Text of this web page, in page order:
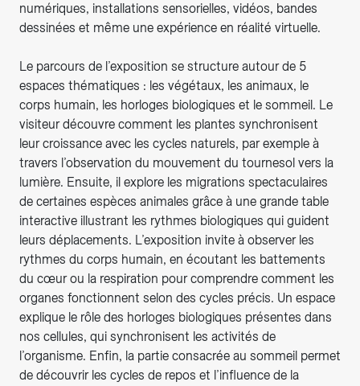
numériques, installations sensorielles, vidéos, bandes
dessinées et même une expérience en réalité virtuelle.
Le parcours de l’exposition se structure autour de 5
espaces thématiques : les végétaux, les animaux, le
corps humain, les horloges biologiques et le sommeil. Le
visiteur découvre comment les plantes synchronisent
leur croissance avec les cycles naturels, par exemple à
travers l’observation du mouvement du tournesol vers la
lumière. Ensuite, il explore les migrations spectaculaires
de certaines espèces animales grâce à une grande table
interactive illustrant les rythmes biologiques qui guident
leurs déplacements. L’exposition invite à observer les
rythmes du corps humain, en écoutant les battements
du cœur ou la respiration pour comprendre comment les
organes fonctionnent selon des cycles précis. Un espace
explique le rôle des horloges biologiques présentes dans
nos cellules, qui synchronisent les activités de
l’organisme. Enfin, la partie consacrée au sommeil permet
de découvrir les cycles de repos et l’influence de la